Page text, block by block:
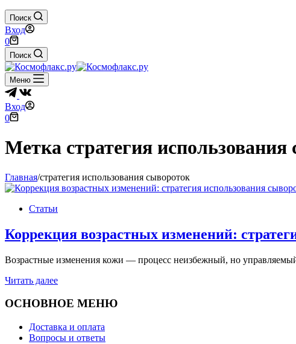
Поиск
Вход
Корзина
0
Поиск
Меню
Вход
Корзина
0
Метка стратегия
Главная/стратегия использования сывороток
Статьи
Коррекция возрастных изменений:
Возрастные изменения кожи — процесс неизбежный, но
Читать далееКоррекция
изменений:
использования
сывороток
ОСНОВНОЕ МЕНЮ
Доставка и оплата
Вопросы и ответы